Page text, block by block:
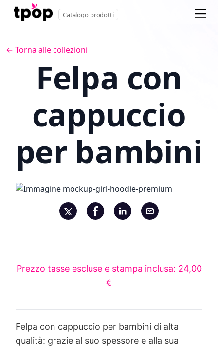
Catalogo prodotti
← Torna alle collezioni
Felpa con
cappuccio
per bambini
Prezzo tasse escluse e stampa inclusa: 24,00
€
Felpa con cappuccio per bambini di alta
qualità: grazie al suo spessore e alla sua